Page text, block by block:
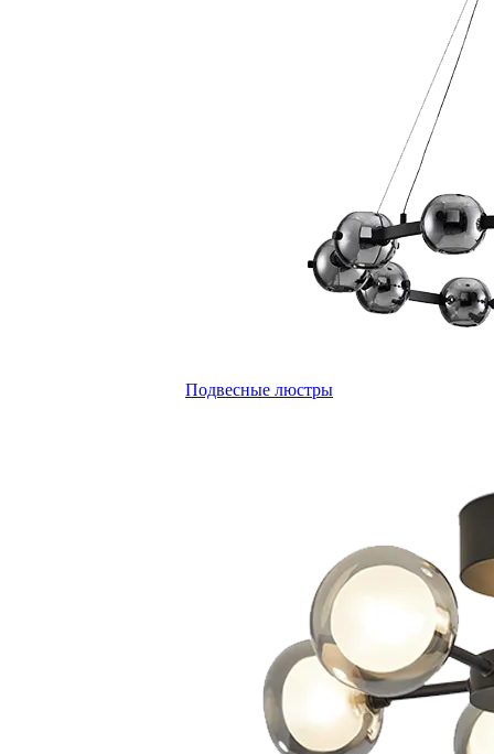
Подвесные люстры